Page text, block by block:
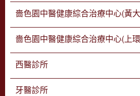
嗇色園中醫健康綜合治療中心(黃
嗇色園中醫健康綜合治療中心(上
西醫診所
牙醫診所